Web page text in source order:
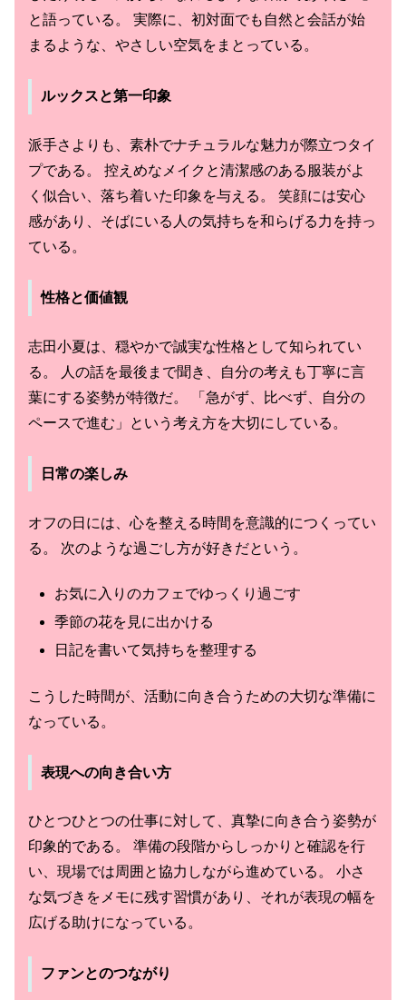
と語っている。 実際に、初対面でも自然と会話が始
まるような、やさしい空気をまとっている。
ルックスと第一印象
派手さよりも、素朴でナチュラルな魅力が際立つタイ
プである。 控えめなメイクと清潔感のある服装がよ
く似合い、落ち着いた印象を与える。 笑顔には安心
感があり、そばにいる人の気持ちを和らげる力を持っ
ている。
性格と価値観
志田小夏は、穏やかで誠実な性格として知られてい
る。 人の話を最後まで聞き、自分の考えも丁寧に言
葉にする姿勢が特徴だ。 「急がず、比べず、自分の
ペースで進む」という考え方を大切にしている。
日常の楽しみ
オフの日には、心を整える時間を意識的につくってい
る。 次のような過ごし方が好きだという。
お気に入りのカフェでゆっくり過ごす
季節の花を見に出かける
日記を書いて気持ちを整理する
こうした時間が、活動に向き合うための大切な準備に
なっている。
表現への向き合い方
ひとつひとつの仕事に対して、真摯に向き合う姿勢が
印象的である。 準備の段階からしっかりと確認を行
い、現場では周囲と協力しながら進めている。 小さ
な気づきをメモに残す習慣があり、それが表現の幅を
広げる助けになっている。
ファンとのつながり